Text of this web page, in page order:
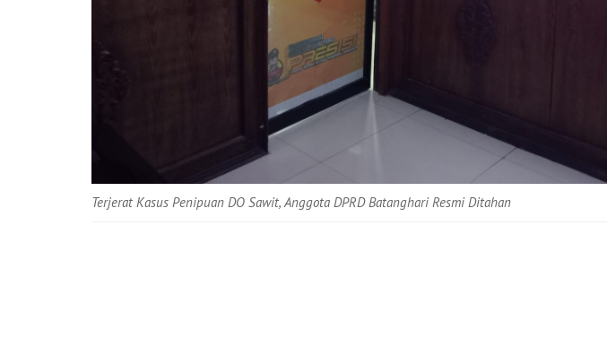
Terjerat Kasus Penipuan DO Sawit, Anggota DPRD Batanghari Resmi Ditahan